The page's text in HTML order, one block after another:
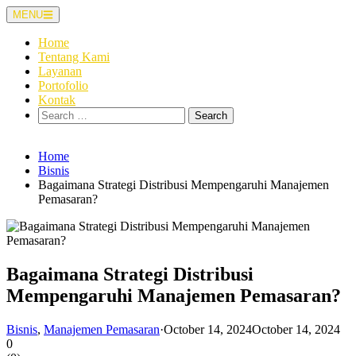
Skip
to
content
MENU
Home
Tentang Kami
Layanan
Portofolio
Kontak
Search
for:
Home
Bisnis
Bagaimana Strategi Distribusi Mempengaruhi Manajemen
Pemasaran?
Bagaimana Strategi Distribusi
Mempengaruhi Manajemen Pemasaran?
Bisnis, Manajemen Pemasaran·October 14, 2024October 14, 2024
0